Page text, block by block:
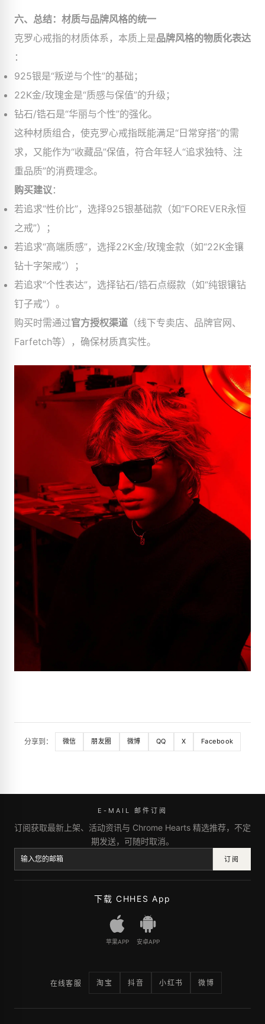
六、总结：材质与品牌风格的统一
克罗心戒指的材质体系，本质上是品牌风格的物质化表达
：
925银是“叛逆与个性”的基础；
22K金/玫瑰金是“质感与保值”的升级；
钻石/锆石是“华丽与个性”的强化。
这种材质组合，使克罗心戒指既能满足“日常穿搭”的需
求，又能作为“收藏品”保值，符合年轻人“追求独特、注
重品质”的消费理念。
购买建议 ​：
若追求“性价比”，选择925银基础款（如“FOREVER永恒
之戒”）；
若追求“高端质感”，选择22K金/玫瑰金款（如“22K金镶
钻十字架戒”）；
若追求“个性表达”，选择钻石/锆石点缀款（如“纯银镶钻
钉子戒”）。
购买时需通过官方授权渠道 ​（线下专卖店、品牌官网、
Farfetch等），确保材质真实性。
分享到： 微信 朋友圈 微博 QQ X Facebook
E-MAIL 邮件订阅
订阅获取最新上架、活动资讯与 Chrome Hearts 精选推荐，不定
期发送，可随时取消。
订阅
下载 CHHES App
苹果APP 安卓APP
在线客服 淘宝 抖音 小红书 微博